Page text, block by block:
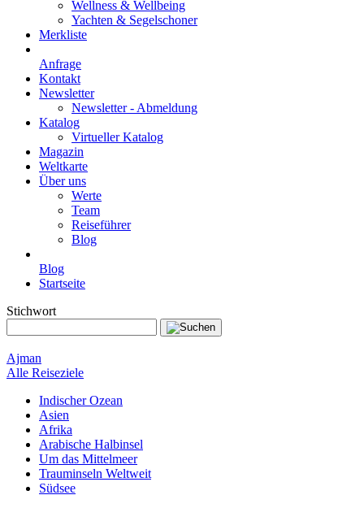
Wellness & Wellbeing
Yachten & Segelschoner
Merkliste
Anfrage
Kontakt
Newsletter
Newsletter - Abmeldung
Katalog
Virtueller Katalog
Magazin
Weltkarte
Über uns
Werte
Team
Reiseführer
Blog
Blog
Startseite
Stichwort
Ajman
Alle Reiseziele
Indischer Ozean
Asien
Afrika
Arabische Halbinsel
Um das Mittelmeer
Trauminseln Weltweit
Südsee